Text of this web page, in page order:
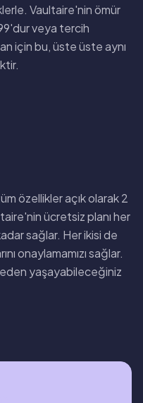
Vaultaire'nin ömür
veya tercih
için bu, üste üste aynı
özellikler açık olarak 2
ücretsiz planı her
sağlar. Her ikisi de
onaylamamızı sağlar.
yaşayabileceğiniz